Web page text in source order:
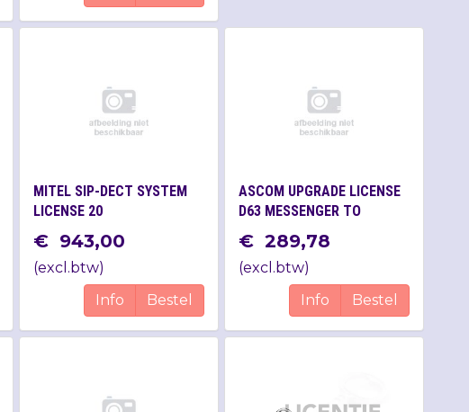
MITEL SIP-DECT SYSTEM
LICENSE 20
€ 943,00
(excl.btw)
Info
Bestel
ASCOM UPGRADE LICENSE
D63 MESSENGER TO
PROTECTOR
€ 289,78
(excl.btw)
Info
Bestel